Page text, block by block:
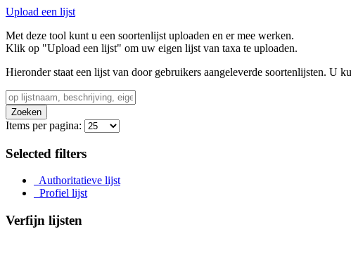
Upload een lijst
Met deze tool kunt u een soortenlijst uploaden en er mee werken.
Klik op "Upload een lijst" om uw eigen lijst van taxa te uploaden.
Hieronder staat een lijst van door gebruikers aangeleverde soortenlijsten. U
Zoeken
Items per pagina:
Selected filters
Authoritatieve lijst
Profiel lijst
Verfijn lijsten